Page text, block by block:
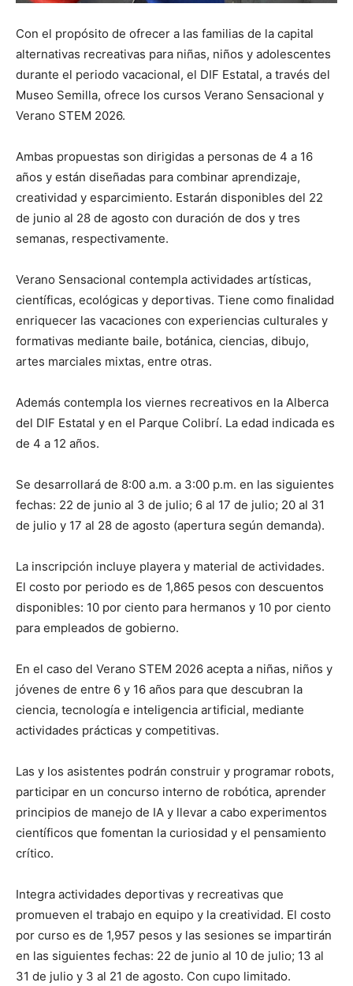
Con el propósito de ofrecer a las familias de la capital
alternativas recreativas para niñas, niños y adolescentes
durante el periodo vacacional, el DIF Estatal, a través del
Museo Semilla, ofrece los cursos Verano Sensacional y
Verano STEM 2026.
Ambas propuestas son dirigidas a personas de 4 a 16
años y están diseñadas para combinar aprendizaje,
creatividad y esparcimiento. Estarán disponibles del 22
de junio al 28 de agosto con duración de dos y tres
semanas, respectivamente.
Verano Sensacional contempla actividades artísticas,
científicas, ecológicas y deportivas. Tiene como finalidad
enriquecer las vacaciones con experiencias culturales y
formativas mediante baile, botánica, ciencias, dibujo,
artes marciales mixtas, entre otras.
Además contempla los viernes recreativos en la Alberca
del DIF Estatal y en el Parque Colibrí. La edad indicada es
de 4 a 12 años.
Se desarrollará de 8:00 a.m. a 3:00 p.m. en las siguientes
fechas: 22 de junio al 3 de julio; 6 al 17 de julio; 20 al 31
de julio y 17 al 28 de agosto (apertura según demanda).
La inscripción incluye playera y material de actividades.
El costo por periodo es de 1,865 pesos con descuentos
disponibles: 10 por ciento para hermanos y 10 por ciento
para empleados de gobierno.
En el caso del Verano STEM 2026 acepta a niñas, niños y
jóvenes de entre 6 y 16 años para que descubran la
ciencia, tecnología e inteligencia artificial, mediante
actividades prácticas y competitivas.
Las y los asistentes podrán construir y programar robots,
participar en un concurso interno de robótica, aprender
principios de manejo de IA y llevar a cabo experimentos
científicos que fomentan la curiosidad y el pensamiento
crítico.
Integra actividades deportivas y recreativas que
promueven el trabajo en equipo y la creatividad. El costo
por curso es de 1,957 pesos y las sesiones se impartirán
en las siguientes fechas: 22 de junio al 10 de julio; 13 al
31 de julio y 3 al 21 de agosto. Con cupo limitado.